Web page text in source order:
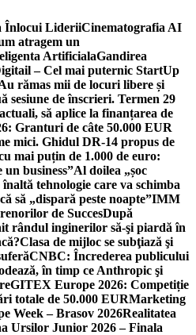
Înlocui LideriiCinematografia AI
atragem un
ArtificialaGandirea
– Cel mai puternic StartUp
rămas mii de locuri libere și
sesiune de înscrieri. Termen 29
să aplice la finanțarea de
Granturi de câte 50.000 EUR
mici. Ghidul DR-14 propus de
mai puțin de 1.000 de euro:
un business”Al doilea „șoc
tehnologie care va schimba
să „dispară peste noapte”IMM
de SuccesDupă
rândul inginerilor să-şi piardă în
Clasa de mijloc se subţiază şi
CNBC: Încrederea publicului
în timp ce Anthropic şi
GITEX Europe 2026: Competiție
totale de 50.000 EURMarketing
Week – Brasov 2026Realitatea
Ursilor Junior 2026 – Finala